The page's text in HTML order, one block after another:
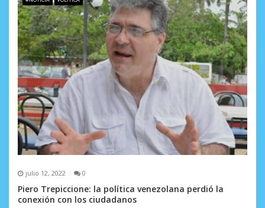
julio 12, 2022 0
Piero Trepiccione: la política venezolana perdió la
conexión con los ciudadanos